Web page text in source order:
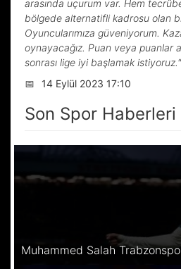
arasında uçurum var. Hem
bölgede alternatifli kadrosu olan
Oyuncularımıza güveniyorum.
oynayacağız. Puan veya puanlar
sonrası lige iyi başlamak istiyoruz."
📅
14 Eylül 2023 17:10
Son Spor Haberleri
Muhammed Salah